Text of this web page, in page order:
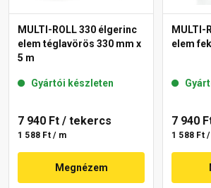
MULTI-ROLL 330 élgerinc
elem téglavörös 330 mm x
5 m
Gyártói készleten
7 940 Ft / tekercs
1 588 Ft / m
Megnézem
MULTI-
elem
7 940
1 588 Ft